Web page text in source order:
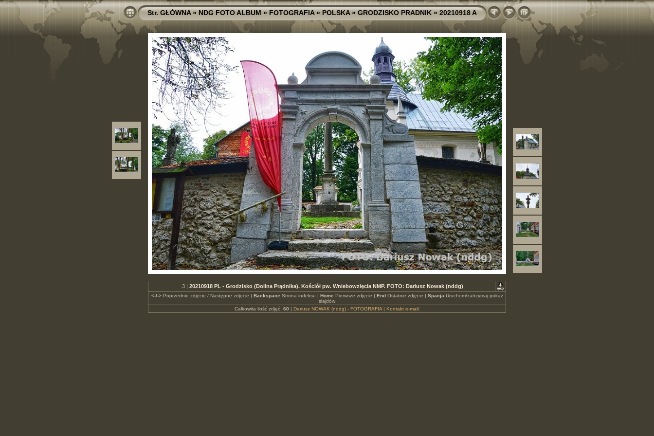
Str. GŁÓWNA»NDG FOTO ALBUM»FOTOGRAFIA»POLSKA»GRODZISKO PRADNIK»20210918 A
3 | 20210918 PL - Grodzisko (Dolina Prądnika). Kościół pw. Wniebowzięcia NMP. FOTO: Dariusz Nowak (nddg)
<-/->Poprzednie zdjęcie / Następne zdjęcie | Backspace Strona indeksu | Home Pierwsze zdjęcie | EndOstatnie zdjęcie | Spacja Uruchom/zatrzymaj pokaz
slajdów
Całkowita ilość zdjęć: 60 | Dariusz NOWAK (nddg) - FOTOGRAFIA| Kontakt e-mail: